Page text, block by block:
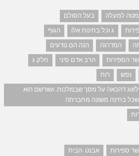
למעלה
בעל הסולם
ג וכל בחינות אלו
הגוף
המדרגה
הנה הם נודעים
הספירות
הרב אדם סיני
חלק ג
נפש
רוח
דהכאה על מסך שבמלכות. ושורשם הוא
בחינה משונה מחברתה
ספירות
אבנט. הבית